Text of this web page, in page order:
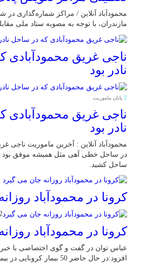
محمودآباد آنلاین / مراکز شماره‌گذاری در
مازندران، با توجه به مصوبه ستاد ملی
ناجی غریق محمودآبادی
نادر بود
پایان ماموریت
ناجی غریق محمودآبادی
نادر بود
محمودآباد آنلاین : آخرین ماموریت ناجی
در ساحل خطی آهی مثل همیشه موفق بود ،
ساحل کشید.
کرونا در محمودآباد
02
کرونا در محمودآباد
عباس توان در گفت و گوی اختصاصی با
افزود:در حال حاضر 50 بیمار